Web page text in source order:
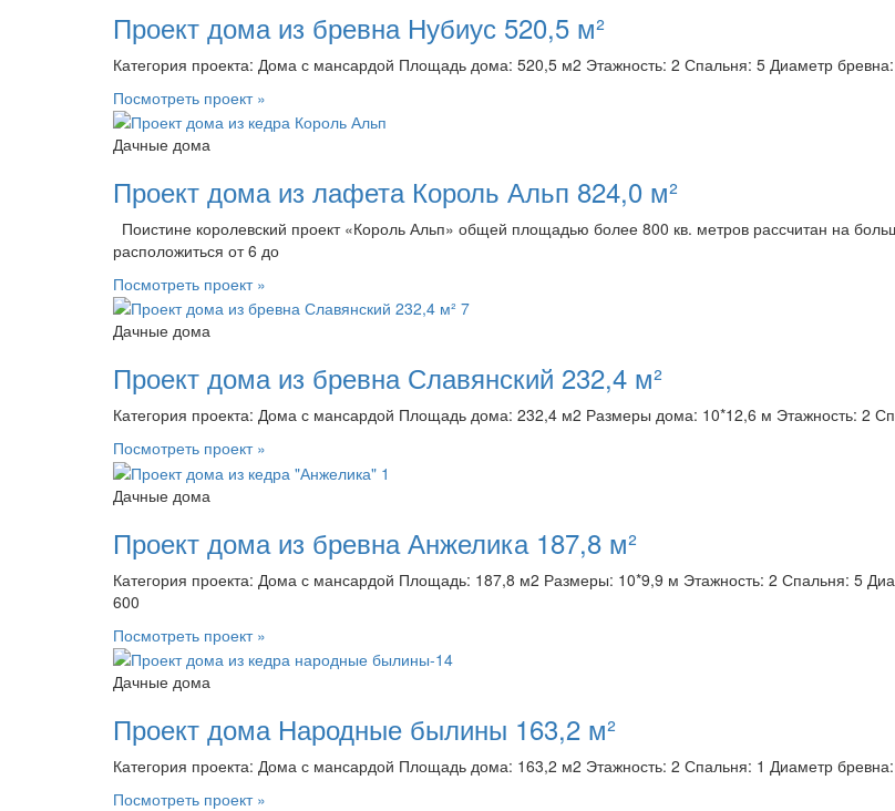
Проект дома из бревна Нубиус 520,5 м²
Категория проекта: Дома с мансардой Площадь дома: 520,5 м2 Этажность: 2 Спальня: 5 Диаметр
Посмотреть проект »
Дачные дома
Проект дома из лафета Король Альп 824,0 м²
Поистине королевский проект «Король Альп» общей площадью более 800 кв. метров рассчитан на
расположиться от 6 до
Посмотреть проект »
Дачные дома
Проект дома из бревна Славянский 232,4 м²
Категория проекта: Дома с мансардой Площадь дома: 232,4 м2 Размеры дома: 10*12,6 м Этажность: 2
Посмотреть проект »
Дачные дома
Проект дома из бревна Анжелика 187,8 м²
Категория проекта: Дома с мансардой Площадь: 187,8 м2 Размеры: 10*9,9 м Этажность: 2 Спальня: 5
600
Посмотреть проект »
Дачные дома
Проект дома Народные былины 163,2 м²
Категория проекта: Дома с мансардой Площадь дома: 163,2 м2 Этажность: 2 Спальня: 1 Диаметр
Посмотреть проект »